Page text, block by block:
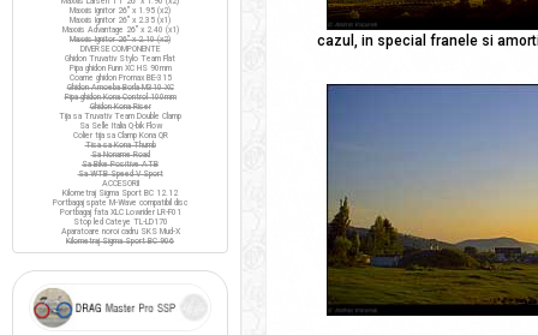
cazul, in special franele si
Maxxis Ignitor 26" x 1.95 (x2)
Maxxis Ignitor 26" x 2.35 (x1)
Maxxis Advantage 26" x 2.40 (x1)
Maxxis Ignitor 26" x 2.10 (x2)
DIVERSE COMPONENTE
Ghidon Truvativ Stylo Team Flat
Pipa ghidon Funn XC HS 90mm
Coarne ghidon Promax BE-315
Ghidon Amoeba Borla M310 XC
Pipa ghidon Kona Control 100mm
Ghidon Kona Riser
Tija sa Truvativ Team Double Clamp
Sa Selle Italia Q-bik Flow
Colier tija sa Clamp Kona QR
Tisa sa Kona Thumb
Sa Noname Road
Sa Bike Positive ATB
Sa WTB Speed V Sport
ACCESORII
Kilometraj Sigma Sport BC 12.12
Portbagaj spate M-Wave compatibil disc
Portbagaj fata XLC Lowrider LR-F01
Stop led Cateye TL-LD170
Aparatoare noroi cadru SKS Mud-X
Kilometraj Sigma Sport BC 906